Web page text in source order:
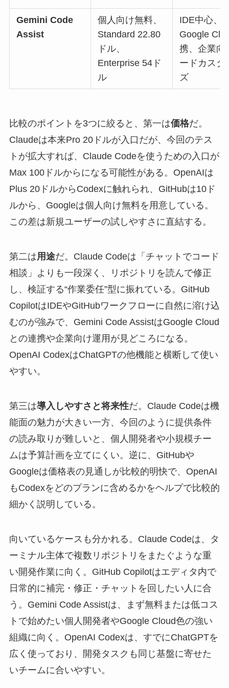
Gemini Code
Assist
個人向け無料、
Standard 22.80
ドル、
Enterprise 54ド
ル
IDE中心、
Google
携、企業向
ードカスタ
ズ
比較のポイントを3つに絞ると、第一は価格だ。
Claudeは本来Pro 20ドルが入口だが、今回のテス
トが拡大すれば、Claude Codeを使うための入口が
Max 100ドルからになる可能性がある。OpenAIは
Plus 20ドルからCodexに触れられ、GitHubは10ド
ルから、Googleは個人向け無料を用意している。
この差は新規ユーザーの試しやすさに直結する。
第二は用途だ。Claude Codeは「チャットでコード
相談」よりも一段深く、リポジトリを読んで修正
し、検証する“作業委任”型に振れている。GitHub
CopilotはIDEやGitHubワークフローに自然に溶け込
むのが強みで、Gemini Code AssistはGoogle Cloud
との連携や企業向け運用が見どころになる。
OpenAI CodexはChatGPTの他機能と横断して使い
やすい。
第三は導入しやすさと将来性だ。Claude Codeは機
能面の魅力が大きい一方、今回のように提供条件
の読み取りが難しいと、個人開発者や小規模チー
ムは予算計画を立てにくい。逆に、GitHubや
Googleは価格表の見通しが比較的明快で、OpenAI
もCodexをどのプランに含めるかをヘルプで比較的
細かく説明している。
向いているケースも分かれる。Claude Codeは、タ
ーミナル主体で複数リポジトリをまたぐような重
い開発作業に向く。GitHub Copilotはエディタ内で
日常的に補完・修正・チャットを回したい人に合
う。Gemini Code Assistは、まず無料または低コス
トで始めたい個人開発者やGoogle Cloud色の強い
組織に向く。OpenAI Codexは、すでにChatGPTを
広く使っており、開発タスクも同じ基盤に寄せた
いチームに合いやすい。